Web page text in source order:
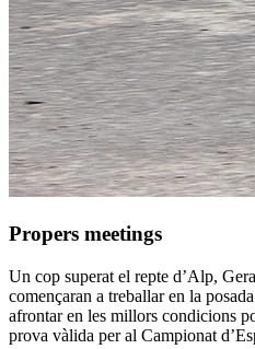
Propers meetings
Un cop superat el repte d’Alp,
començaran a treballar en la
afrontar en les millors condicions
prova vàlida per al Campionat